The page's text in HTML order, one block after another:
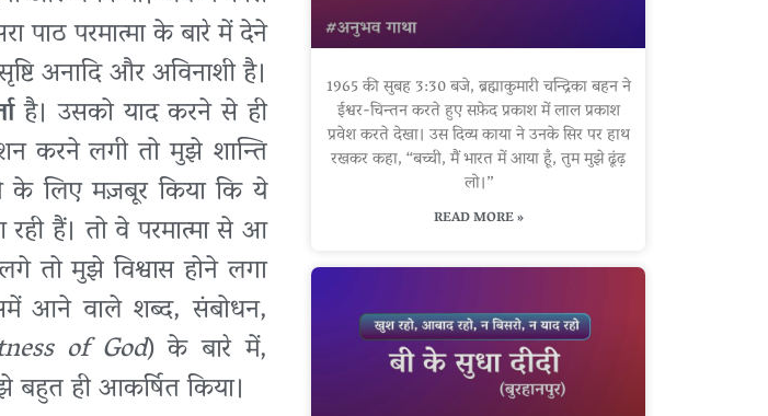
पाठ परमात्मा के बारे में देने
अनादि और अविनाशी है।
है। उसको याद करने से ही
करने लगी तो मुझे शान्ति
लिए मज़बूर किया कि ये
हैं। तो वे परमात्मा से आ
तो मुझे विश्वास होने लगा
आने वाले शब्द, संबोधन,
of God) के बारे में,
बहुत ही आकर्षित किया।
1965 की सुबह 3:30 बजे, ब्रह्माकुमारी चन्द्रिका बहन ने
ईश्वर-चिन्तन करते हुए सफ़ेद प्रकाश में लाल प्रकाश
प्रवेश करते देखा। उस दिव्य काया ने उनके सिर पर हाथ
रखकर कहा, “बच्ची, मैं भारत में आया हूँ, तुम मुझे ढूंढ़
लो।”
READ MORE »